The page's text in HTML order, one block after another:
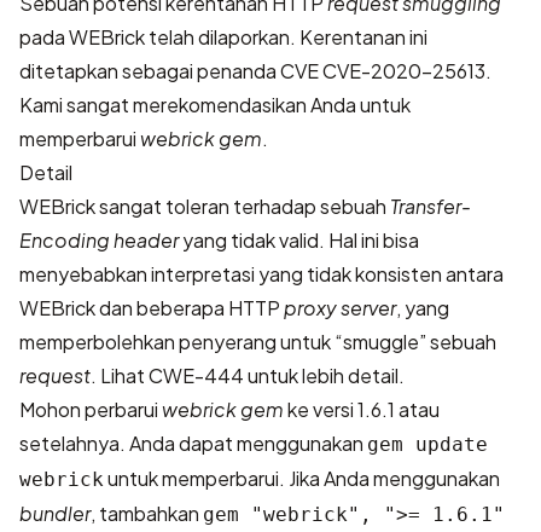
pada WEBrick telah dilaporkan. Kerentanan ini
ditetapkan sebagai penanda CVECVE-2020-25613.
Kami sangat merekomendasikan Anda untuk
memperbaruiwebrick gem.
Detail
WEBrick sangat toleran terhadap sebuah Transfer-
Encoding headeryang tidak valid. Hal ini bisa
menyebabkan interpretasi yang tidak konsisten antara
WEBrick dan beberapa HTTPproxy server, yang
memperbolehkan penyerang untuk “smuggle” sebuah
request. LihatCWE-444untuk lebih detail.
Mohon perbaruiwebrick gemke versi 1.6.1 atau
setelahnya. Anda dapat menggunakan gem update
webrickuntuk memperbarui. Jika Anda menggunakan
bundler, tambahkan gem "webrick", ">= 1.6.1"